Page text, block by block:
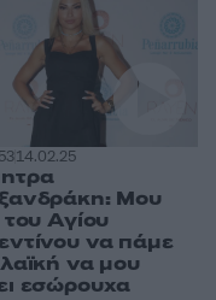
14.02.25
Μου
του Αγίου
να πάμε
να μου
εσώρουχα